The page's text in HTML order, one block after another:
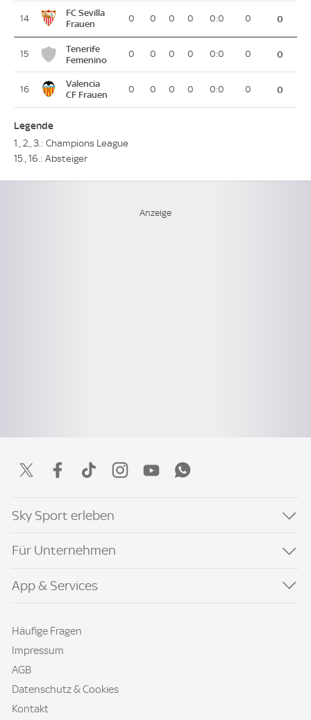
14
FC Sevilla
Frauen
0 0 0 0 0:0 0 0
15
Tenerife
Femenino
0 0 0 0 0:0 0 0
16
Valencia
CF Frauen
0 0 0 0 0:0 0 0
Legende
1., 2., 3.: Champions League
15., 16.: Absteiger
Sky Sport erleben
Für Unternehmen
App & Services
Häufige Fragen
Impressum
AGB
Datenschutz & Cookies
Kontakt